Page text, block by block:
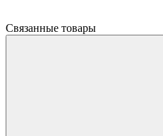
Связанные товары